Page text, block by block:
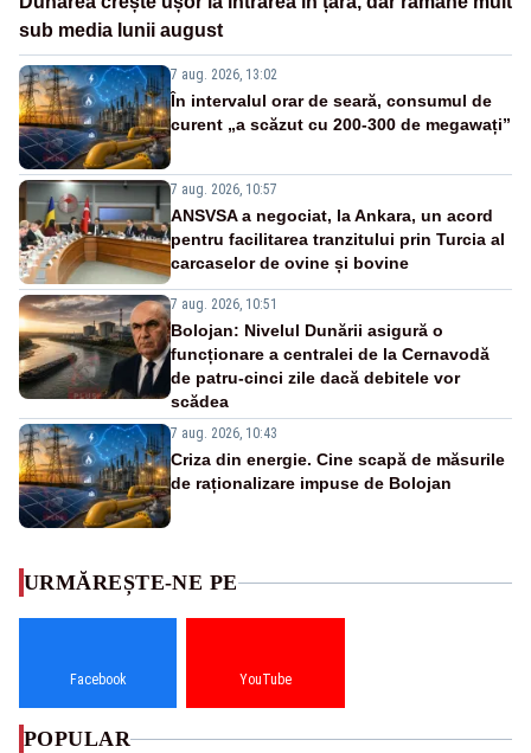
sub media lunii august
7 aug. 2026, 13:02
În intervalul orar de seară, consumul de
curent „a scăzut cu 200-300 de megawați”
7 aug. 2026, 10:57
ANSVSA a negociat, la Ankara, un acord
pentru facilitarea tranzitului prin Turcia al
carcaselor de ovine și bovine
7 aug. 2026, 10:51
Bolojan: Nivelul Dunării asigură o
funcționare a centralei de la Cernavodă
de patru-cinci zile dacă debitele vor
scădea
7 aug. 2026, 10:43
Criza din energie. Cine scapă de măsurile
de raționalizare impuse de Bolojan
URMĂREȘTE-NE PE
Facebook YouTube
POPULAR